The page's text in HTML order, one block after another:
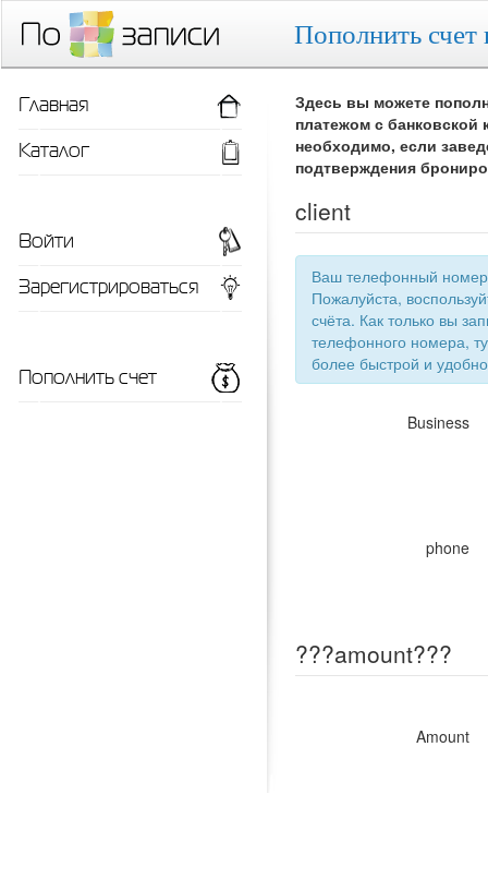
Пополнить счет
Здесь вы можете
платежом с
необходимо, если
подтверждения
client
Ваш телефонный номер
Пожалуйста,
счёта. Как только вы
телефонного номера,
более
Business
phone
???amount???
Amount
Главная
Каталог
Войти
Зарегистрироваться
Пополнить счет